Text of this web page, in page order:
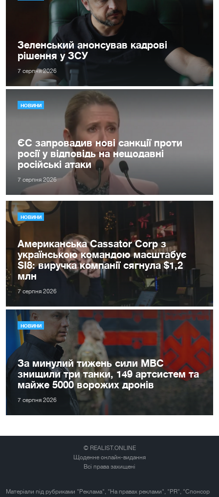
Зеленський анонсував кадрові
рішення у ЗСУ
7 серпня 2026
НОВИНИ
ЄС запровадив нові санкції проти
росії у відповідь на нещодавні
російські атаки
7 серпня 2026
НОВИНИ
Американська Cassator Corp з
українською командою масштабує
SI8: виручка компанії сягнула $1,2
млн
7 серпня 2026
НОВИНИ
За минулий тижень сили МВС
знищили три танки, 149 артсистем та
майже 5000 ворожих дронів
7 серпня 2026
© REALIST.ONLINE
Щоденне онлайн-видання
Всі права захищені
Матеріали під рубриками "Реклама", "На правах реклами", "PR", "Спонсор